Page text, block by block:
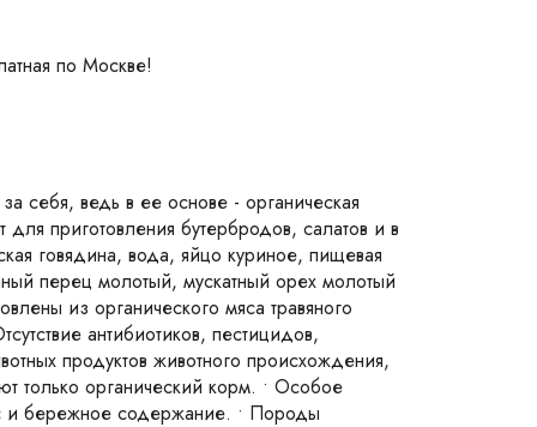
по Москве!
себя, ведь в ее основе - органическая
приготовления бутербродов, салатов и в
говядина, вода, яйцо куриное, пищевая
перец молотый, мускатный орех молотый
из органического мяса травяного
антибиотиков, пестицидов,
продуктов животного происхождения,
только органический корм. • Особое
и бережное содержание. • Породы